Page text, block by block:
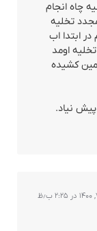
پیش تخلیه چاه انجام
تخلیه
در ابتدا اب
اومد
کشیده
پیش نیاد.